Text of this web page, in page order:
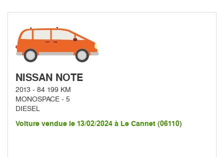
NISSAN NOTE
2013 - 84 199 KM
MONOSPACE - 5
DIESEL
Voiture vendue le 13/02/2024 à Le Cannet (06110)